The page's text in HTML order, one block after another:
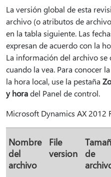
La versión global de esta
archivo (o atributos de
en la tabla siguiente. Las
expresan de acuerdo con la
La información del archivo
cuando la vea. Para conocer
la hora local, use la pestaña
y horadel Panel de control.
Microsoft Dynamics AX 2012
Nombre
del
archivo
File
version
de